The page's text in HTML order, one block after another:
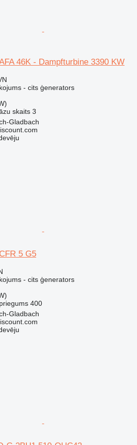
46K - Dampfturbine 3390 KW
- cits ģenerators
skaits 3
Gladbach
5 G5
- cits ģenerators
400
Gladbach